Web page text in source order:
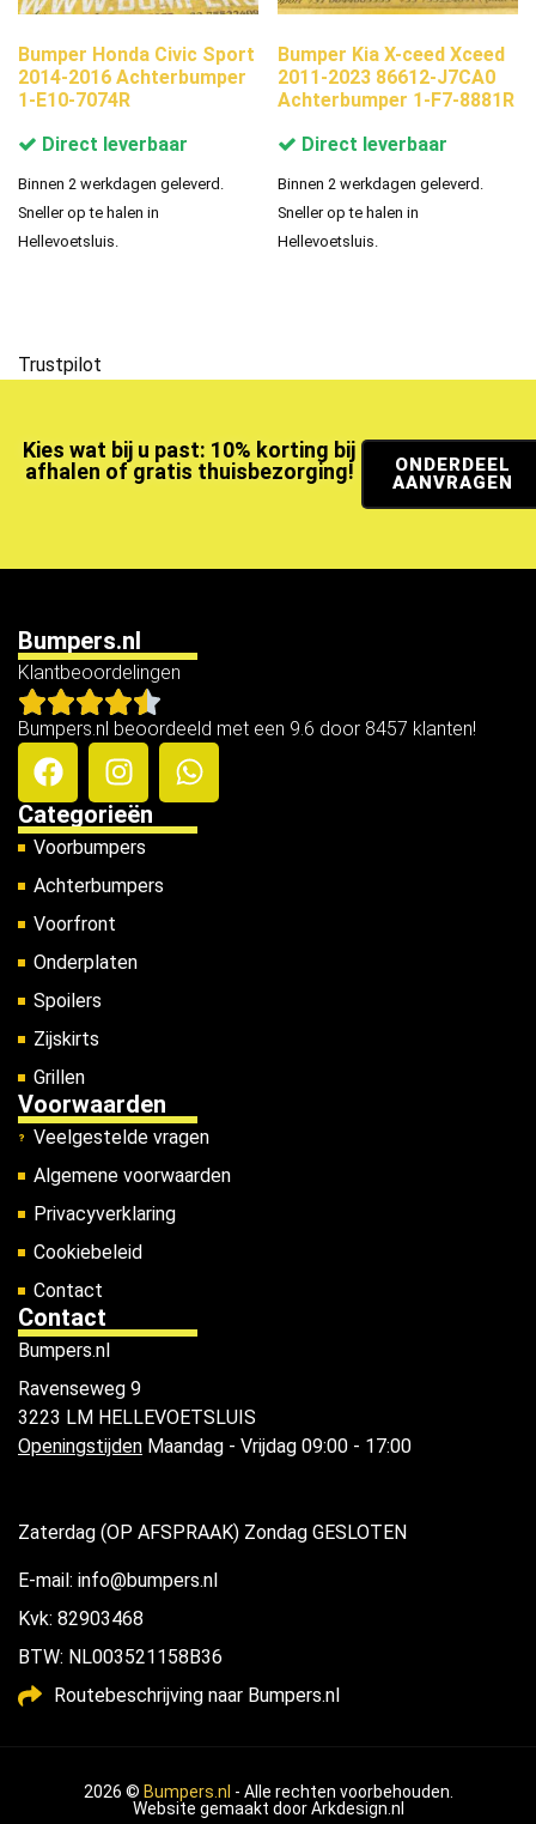
Bumper Honda Civic Sport
2014-2016 Achterbumper
1-E10-7074R
Direct leverbaar
Binnen 2 werkdagen geleverd.
Sneller op te halen in
Hellevoetsluis.
Bumper Kia X-ceed Xceed
2011-2023 86612-J7CA0
Achterbumper 1-F7-8881R
Direct leverbaar
Binnen 2 werkdagen geleverd.
Sneller op te halen in
Hellevoetsluis.
Trustpilot
Kies wat bij u past: 10% korting bij
afhalen of gratis thuisbezorging!
ONDERDEEL
AANVRAGEN
Bumpers.nl
Klantbeoordelingen
Bumpers.nl beoordeeld met een 9.6 door 8457 klanten!
Categorieën
Voorbumpers
Achterbumpers
Voorfront
Onderplaten
Spoilers
Zijskirts
Grillen
Voorwaarden
Veelgestelde vragen
Algemene voorwaarden
Privacyverklaring
Cookiebeleid
Contact
Contact
Bumpers.nl
Ravenseweg 9
3223 LM HELLEVOETSLUIS
Openingstijden Maandag - Vrijdag 09:00 - 17:00
Zaterdag (OP AFSPRAAK) Zondag GESLOTEN
E-mail: info@bumpers.nl
Kvk: 82903468
BTW: NL003521158B36
Routebeschrijving naar Bumpers.nl
2026 © Bumpers.nl - Alle rechten voorbehouden.
Website gemaakt doorArkdesign.nl